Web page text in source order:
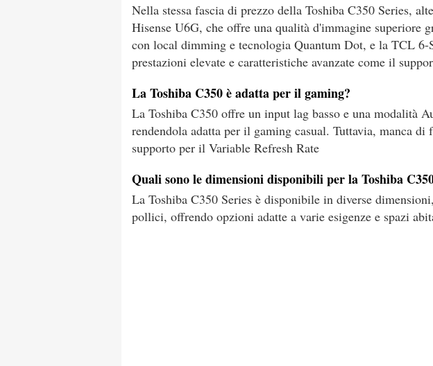
Nella stessa fascia di prezzo della Toshiba C350 Series,
Hisense U6G, che offre una qualità d'immagine superiore
con local dimming e tecnologia Quantum Dot, e la TCL 6-
prestazioni elevate e caratteristiche avanzate come il
La Toshiba C350 è adatta per il gaming?
La Toshiba C350 offre un input lag basso e una modalità
rendendola adatta per il gaming casual. Tuttavia, manca
supporto per il Variable Refresh Rate
Quali sono le dimensioni disponibili per la Toshiba
La Toshiba C350 Series è disponibile in diverse
pollici, offrendo opzioni adatte a varie esigenze e spazi